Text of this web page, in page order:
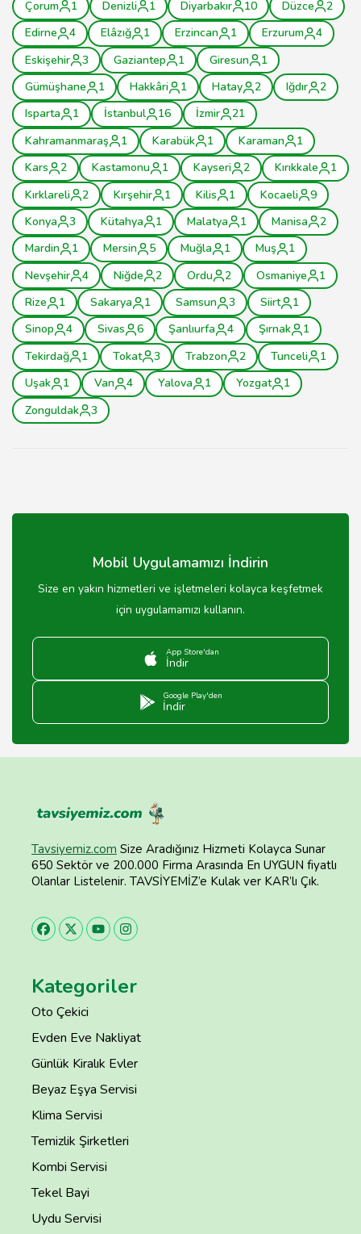
Çorum 1 Denizli 1 Diyarbakır 10 Düzce
2
Edirne
4 Elâzığ 1 Erzincan 1 Erzurum
4
Eskişehir
3 Gaziantep 1 Giresun
1
Gümüşhane
1 Hakkâri 1 Hatay 2 Iğdır
2
Isparta
1 İstanbul 16 İzmir
21
Kahramanmaraş
1 Karabük 1 Karaman
1
Kars
2 Kastamonu 1 Kayseri 2 Kırıkkale
1
Kırklareli
2 Kırşehir 1 Kilis 1 Kocaeli
9
Konya
3 Kütahya 1 Malatya 1 Manisa
2
Mardin
1 Mersin 5 Muğla 1 Muş
1
Nevşehir
4 Niğde 2 Ordu 2 Osmaniye
1
Rize
1 Sakarya 1 Samsun 3 Siirt
1
Sinop
4 Sivas 6 Şanlıurfa 4 Şırnak
1
Tekirdağ
1 Tokat 3 Trabzon 2 Tunceli
1
Uşak
1 Van 4 Yalova 1 Yozgat
1
Zonguldak
3
Mobil Uygulamamızı İndirin
Size en yakın hizmetleri ve işletmeleri kolayca keşfetmek
için uygulamamızı kullanın.
App Store'dan
İndir
Google Play'den
İndir
Tavsiyemiz.com Size Aradığınız Hizmeti Kolayca Sunar
650 Sektör ve 200.000 Firma Arasında En UYGUN fiyatlı
Olanlar Listelenir. TAVSİYEMİZ’e Kulak ver KAR’lı Çık.
Kategoriler
Oto Çekici
Evden Eve Nakliyat
Günlük Kiralık Evler
Beyaz Eşya Servisi
Klima Servisi
Temizlik Şirketleri
Kombi Servisi
Tekel Bayi
Uydu Servisi